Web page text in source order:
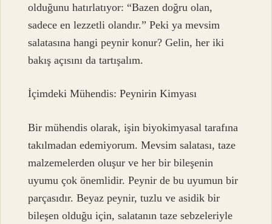
olduğunu hatırlatıyor: “Bazen doğru olan,
sadece en lezzetli olandır.” Peki ya mevsim
salatasına hangi peynir konur? Gelin, her iki
bakış açısını da tartışalım.
İçimdeki Mühendis: Peynirin Kimyası
Bir mühendis olarak, işin biyokimyasal tarafına
takılmadan edemiyorum. Mevsim salatası, taze
malzemelerden oluşur ve her bir bileşenin
uyumu çok önemlidir. Peynir de bu uyumun bir
parçasıdır. Beyaz peynir, tuzlu ve asidik bir
bileşen olduğu için, salatanın taze sebzeleriyle